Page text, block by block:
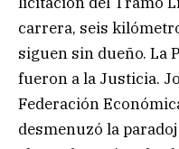
carrera, seis
siguen sin dueño. La
fueron a la Justicia.
Federación
desmenuzó la